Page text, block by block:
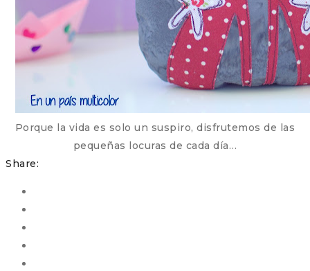
Porque la vida es solo un suspiro, disfrutemos de las
pequeñas locuras de cada día…
Share: